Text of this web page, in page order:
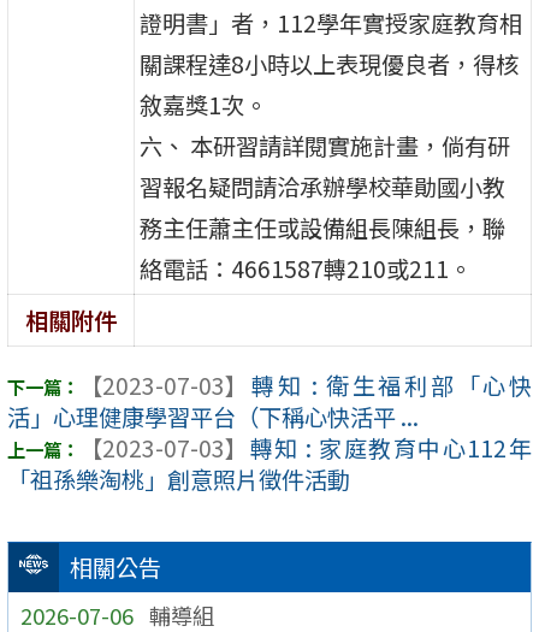
相關公告
2026-07-06 輔導組
證明書」者，112學年實授家庭教育相
關課程達8小時以上表現優良者，得核
敘嘉獎1次。
六、 本研習請詳閱實施計畫，倘有研
習報名疑問請洽承辦學校華勛國小教
務主任蕭主任或設備組長陳組長，聯
絡電話：4661587轉210或211。
相關附件
【2023-07-03】 轉知 : 衛生福利部「心快
活」心理健康學習平台（下稱心快活平 ...
【2023-07-03】 轉知 : 家庭教育中心112年
「祖孫樂淘桃」創意照片徵件活動